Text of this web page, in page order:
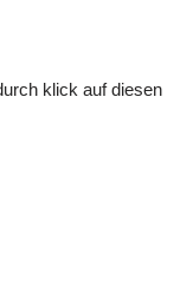
klick auf diesen